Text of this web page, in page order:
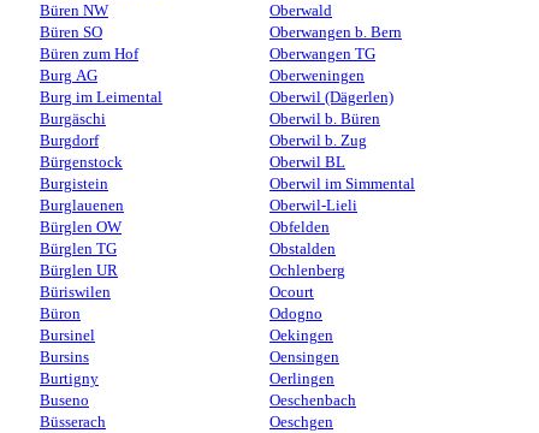
Büren NW
Büren SO
Büren zum Hof
Burg AG
Burg im Leimental
Burgäschi
Burgdorf
Bürgenstock
Burgistein
Burglauenen
Bürglen OW
Bürglen TG
Bürglen UR
Büriswilen
Büron
Bursinel
Bursins
Burtigny
Buseno
Büsserach
Oberwald
Oberwangen b. Bern
Oberwangen TG
Oberweningen
Oberwil (Dägerlen)
Oberwil b. Büren
Oberwil b. Zug
Oberwil BL
Oberwil im Simmental
Oberwil-Lieli
Obfelden
Obstalden
Ochlenberg
Ocourt
Odogno
Oekingen
Oensingen
Oerlingen
Oeschenbach
Oeschgen